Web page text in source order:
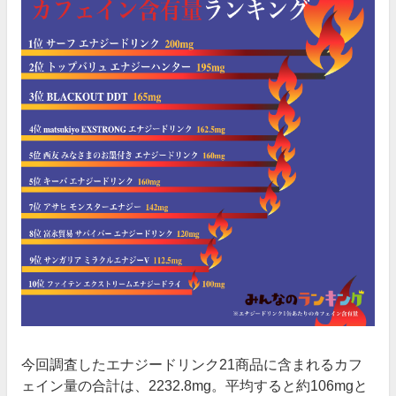
今回調査したエナジードリンク21商品に含まれるカフ
ェイン量の合計は、2232.8mg。平均すると約106mgと